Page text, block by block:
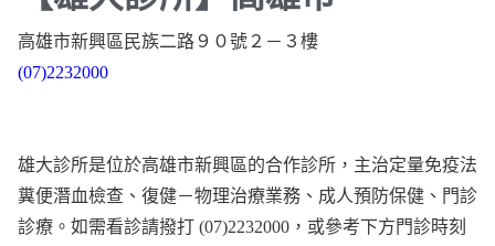
高雄市新興區民族二路９０號２－３樓
(07)2232000
雄大診所是位於高雄市新興區的合作診所，主治定量免疫法
糞便潛血檢查、復健－物理治療業務、成人預防保健、門診
診療。如需看診請撥打 (07)2232000，或參考下方門診時刻